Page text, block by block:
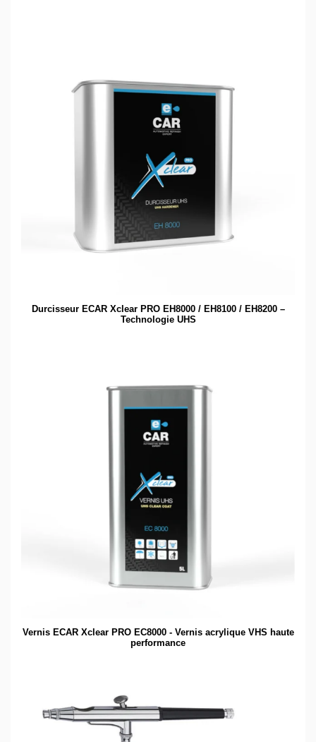
Durcisseur ECAR Xclear PRO EH8000 / EH8100 / EH8200 –
Technologie UHS
Vernis ECAR Xclear PRO EC8000 - Vernis acrylique VHS haute
performance